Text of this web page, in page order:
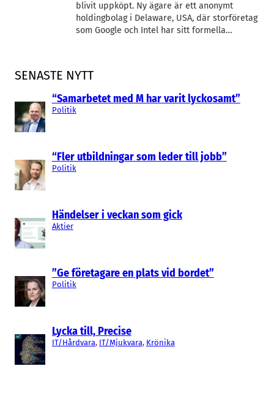
SENASTE NYTT
“Samarbetet med M har varit lyckosamt”
Politik
“Fler utbildningar som leder till jobb”
Politik
Händelser i veckan som gick
Aktier
”Ge företagare en plats vid bordet”
Politik
Lycka till, Precise
IT/Hårdvara, IT/Mjukvara, Krönika
blivit uppköpt. Ny ägare är ett anonymt
holdingbolag i Delaware, USA, där storföretag
som Google och Intel har sitt formella…